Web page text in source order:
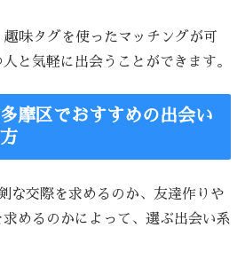
味タグを使ったマッチングが可
と気軽に出会うことができます。
摩区でおすすめの出会い
な交際を求めるのか、友達作りや
めるのかによって、選ぶ出会い系